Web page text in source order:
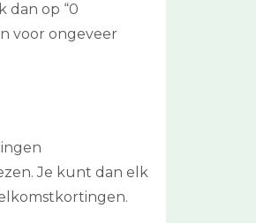
dan op “0
voor ongeveer
Je kunt dan elk